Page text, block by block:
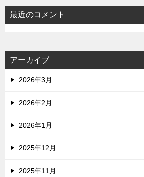
最近のコメント
アーカイブ
2026年3月
2026年2月
2026年1月
2025年12月
2025年11月